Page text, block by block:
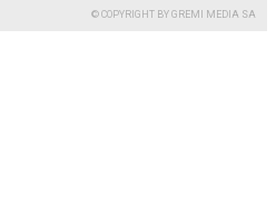
© COPYRIGHT BY GREMI MEDIA SA